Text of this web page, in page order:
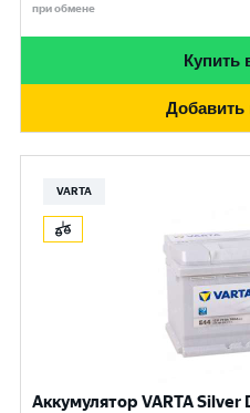
при обмене
Купить
Добавить
VARTA
Аккумулятор VARTA Silver